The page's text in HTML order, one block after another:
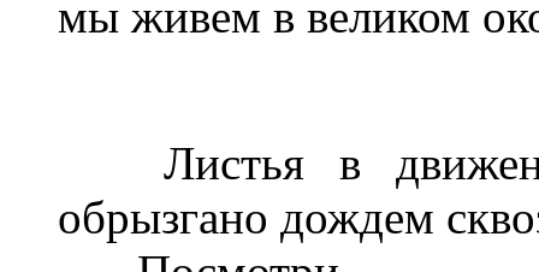
мы живем в великом
Листья в
обрызгано дождем